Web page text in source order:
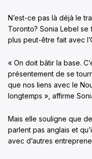
N’est-ce pas là déjà le
Toronto? Sonia Lebel se
plus peut-être fait avec
« On doit bâtir la base.
présentement de se
que nos liens avec le
longtemps », affirme
Mais elle souligne que
parlent pas anglais et
avec d’autres